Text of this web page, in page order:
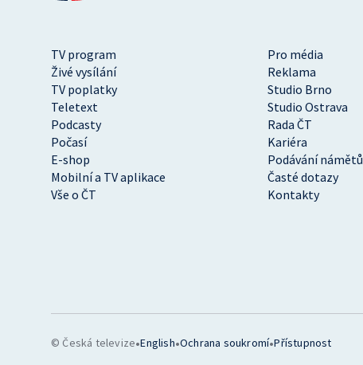
TV program
Pro média
Živé vysílání
Reklama
TV poplatky
Studio Brno
Teletext
Studio Ostrava
Podcasty
Rada ČT
Počasí
Kariéra
E-shop
Podávání námětů
Mobilní a TV aplikace
Časté dotazy
Vše o ČT
Kontakty
© Česká televize•English•Ochrana soukromí•Přístupnost